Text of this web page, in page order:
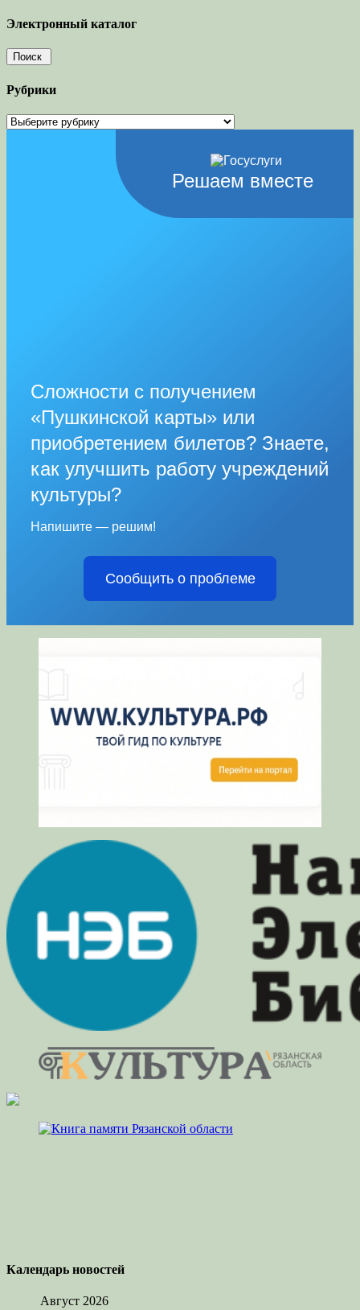
Электронный каталог
Рубрики
Рубрики
Решаем вместе
Сложности с получением
«Пушкинской карты» или
приобретением билетов? Знаете,
как улучшить работу учреждений
культуры?
Напишите — решим!
Сообщить о проблеме
Календарь новостей
Август 2026